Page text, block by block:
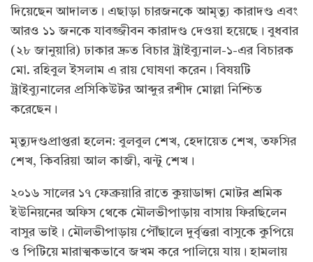
দিয়েছেন আদালত। এছাড়া চারজনকে আমৃত্যু কারাদণ্ড এবং
আরও ১১ জনকে যাবজ্জীবন কারাদণ্ড দেওয়া হয়েছে। বুধবার
(২৮ জানুয়ারি) ঢাকার দ্রুত বিচার ট্রাইব্যুনাল-১-এর বিচারক
মো. রহিবুল ইসলাম এ রায় ঘোষণা করেন। বিষয়টি
ট্রাইব্যুনালের প্রসিকিউটর আব্দুর রশীদ মোল্লা নিশ্চিত
করেছেন।
মৃত্যুদণ্ডপ্রাপ্তরা হলেন: বুলবুল শেখ, হেদায়েত শেখ, তফসির
শেখ, কিবরিয়া আল কাজী, ঝন্টু শেখ।
২০১৬ সালের ১৭ ফেব্রুয়ারি রাতে কুয়াডাঙ্গা মোটর শ্রমিক
ইউনিয়নের অফিস থেকে মৌলভীপাড়ায় বাসায় ফিরছিলেন
বাসুর ভাই। মৌলভীপাড়ায় পৌঁছালে দুর্বৃত্তরা বাসুকে কুপিয়ে
ও পিটিয়ে মারাত্মকভাবে জখম করে পালিয়ে যায়। হামলায়